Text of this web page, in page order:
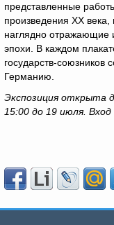
представленные
произведения XX
наглядно отражающие
эпохи. В каждом
государств-союзников
Германию.
Экспозиция открыта
15:00 до 19 июля. Вход